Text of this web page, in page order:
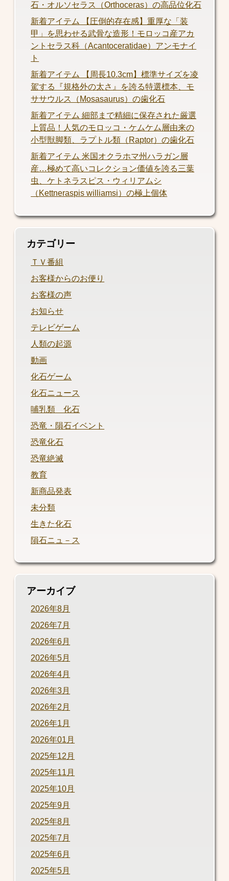
石・オルソセラス（Orthoceras）の高品位化石
新着アイテム 【圧倒的存在感】重厚な「装
甲」を思わせる武骨な造形！モロッコ産アカ
ントセラス科（Acantoceratidae）アンモナイ
ト
新着アイテム 【周長10.3cm】標準サイズを凌
駕する『規格外の太さ』を誇る特選標本、モ
ササウルス（Mosasaurus）の歯化石
新着アイテム 細部まで精細に保存された厳選
上質品！人気のモロッコ・ケムケム層由来の
小型獣脚類、ラプトル類（Raptor）の歯化石
新着アイテム 米国オクラホマ州ハラガン層
産…極めて高いコレクション価値を誇る三葉
虫、ケトネラスピス・ウィリアムシ
（Kettneraspis williamsi）の極上個体
カテゴリー
ＴＶ番組
お客様からのお便り
お客様の声
お知らせ
テレビゲーム
人類の起源
動画
化石ゲーム
化石ニュース
哺乳類 化石
恐竜・隕石イベント
恐竜化石
恐竜絶滅
教育
新商品発表
未分類
生きた化石
隕石ニュ－ス
アーカイブ
2026年8月
2026年7月
2026年6月
2026年5月
2026年4月
2026年3月
2026年2月
2026年1月
2026年01月
2025年12月
2025年11月
2025年10月
2025年9月
2025年8月
2025年7月
2025年6月
2025年5月